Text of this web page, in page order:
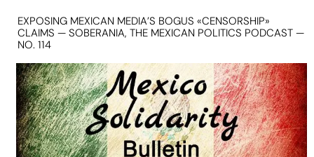
EXPOSING MEXICAN MEDIA’S BOGUS «CENSORSHIP»
CLAIMS — SOBERANIA, THE MEXICAN POLITICS PODCAST —
NO. 114